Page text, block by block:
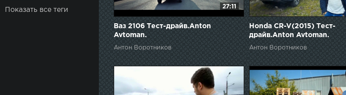
Показать все теги
27:11
Ваз 2106 Тест-драйв.Anton
Avtoman.
Антон Воротников
Honda CR-V(2015) Тест-
драйв.Anton Avtoman.
Антон Воротников